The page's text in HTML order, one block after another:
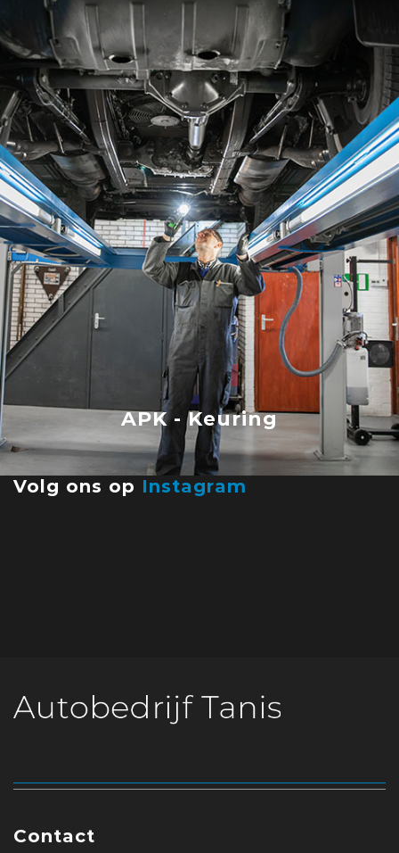
APK - Keuring
Volg ons op Instagram
Contact